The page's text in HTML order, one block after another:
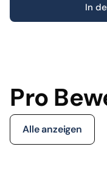
In
Pro
Alle anzeigen